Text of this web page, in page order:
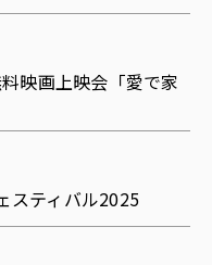
映画上映会「愛で家
スティバル2025